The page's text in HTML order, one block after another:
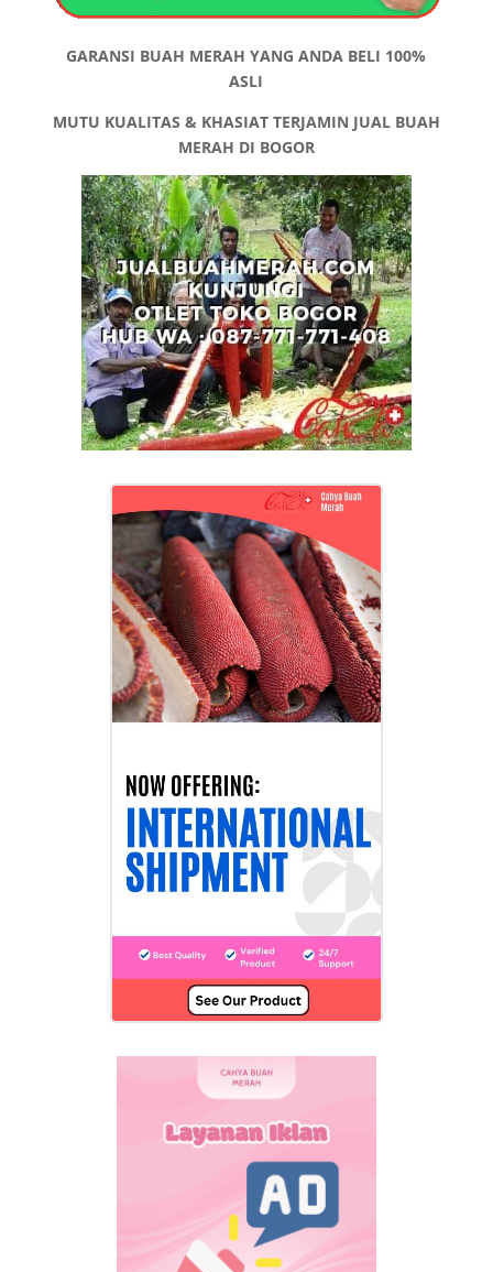
GARANSI BUAH MERAH YANG ANDA BELI 100%
ASLI
MUTU KUALITAS & KHASIAT TERJAMIN JUAL BUAH
MERAH DI BOGOR